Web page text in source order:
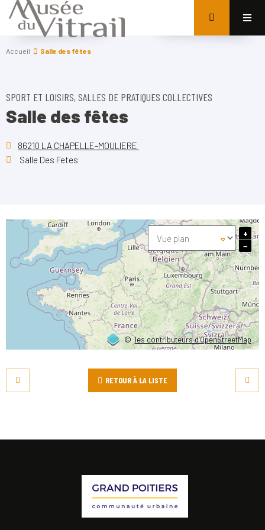
Accueil Salle des fêtes
SPORT ET LOISIRS, SALLES DE PRATIQUES COLLECTIVES
Salle des fêtes
86210 LA CHAPELLE-MOULIERE
Salle Des Fetes
©les contributeurs d’OpenStreetMap
+
−
RETOUR À LA LISTE